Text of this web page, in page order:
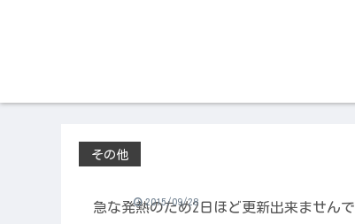
その他
2015/09/28
急な発熱のため2日ほど更新出来ません